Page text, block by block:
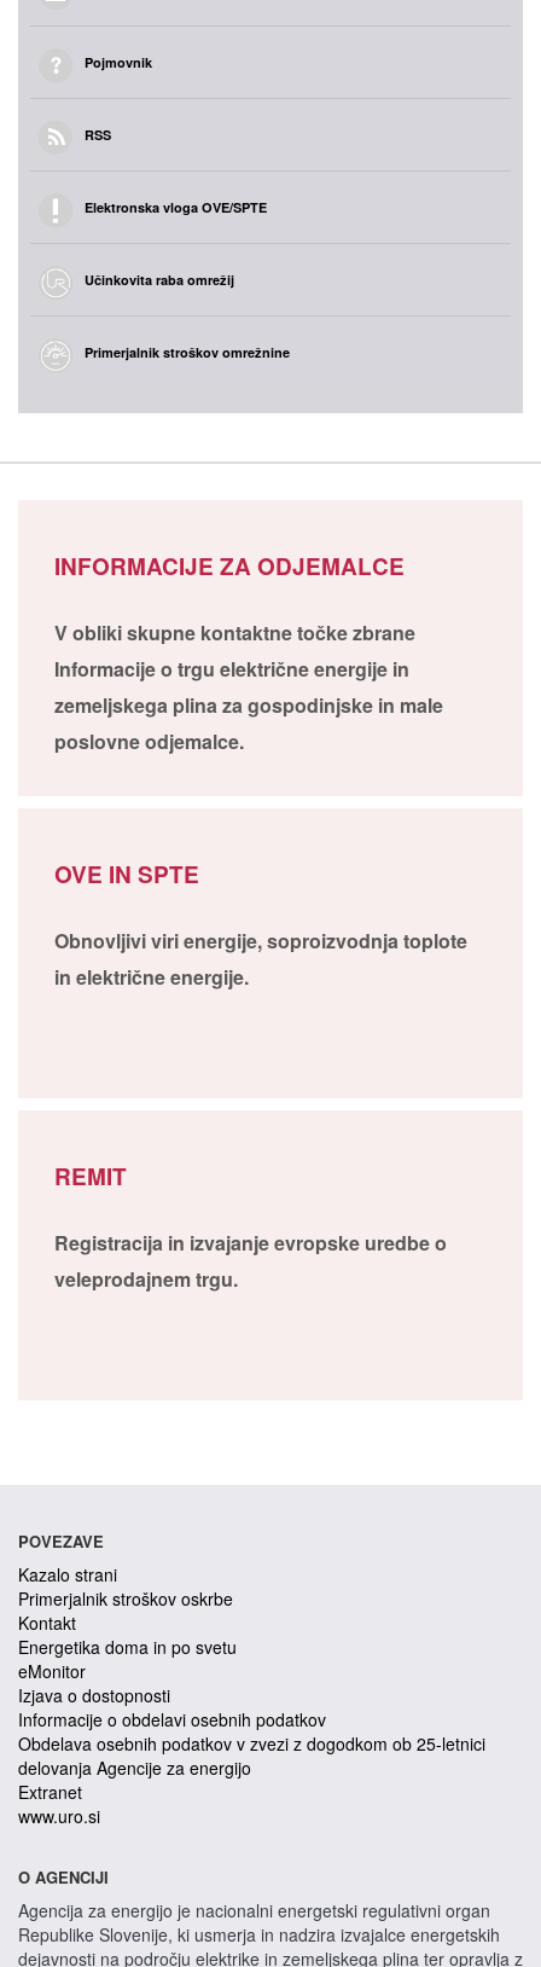
Pojmovnik
RSS
Elektronska vloga OVE/SPTE
Učinkovita raba omrežij
Primerjalnik stroškov omrežnine
INFORMACIJE ZA ODJEMALCE
V obliki skupne kontaktne točke zbrane
Informacije o trgu električne energije in
zemeljskega plina za gospodinjske in male
poslovne odjemalce.
OVE IN SPTE
Obnovljivi viri energije, soproizvodnja toplote
in električne energije.
REMIT
Registracija in izvajanje evropske uredbe o
veleprodajnem trgu.
POVEZAVE
Kazalo strani
Primerjalnik stroškov oskrbe
Kontakt
Energetika doma in po svetu
eMonitor
Izjava o dostopnosti
Informacije o obdelavi osebnih podatkov
Obdelava osebnih podatkov v zvezi z dogodkom ob 25-letnici
delovanja Agencije za energijo
Extranet
www.uro.si
O AGENCIJI
Agencija za energijo je nacionalni energetski regulativni organ
Republike Slovenije, ki usmerja in nadzira izvajalce energetskih
dejavnosti na področju elektrike in zemeljskega plina ter opravlja z